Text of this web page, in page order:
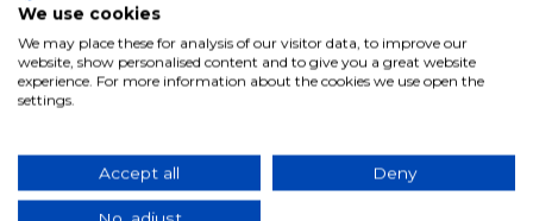
◦ Profundidade: 24 cm
• Brilha no escuro: Sim.
• Tensão: 220V/230V (alta tensão).
• Entregue desmontado.
✨ Luz suave e acolhedora: Perfeita para quartos infantis,
criando um ambiente seguro e relaxante.
✨ Função luz noturna: Brilha no escuro, proporcionando
We use cookies
We may place these for analysis of our visitor data, to improve our
website, show personalised content and to give you a great website
experience. For more information about the cookies we use open the
settings.
Accept all Deny